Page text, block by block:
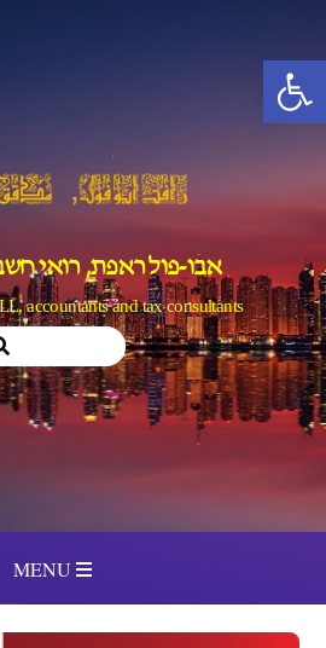
פתח סרגל נגישות
content
MENU
אבו-פול ראפת, רואי
accountants and tax consultants